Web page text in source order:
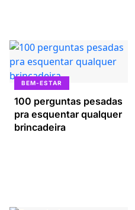
BEM-ESTAR
100 perguntas pesadas
pra esquentar qualquer
brincadeira